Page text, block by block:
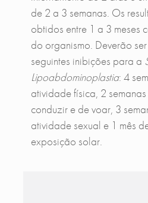
de 2 a 3 semanas. Os
obtidos entre 1 a 3 meses
do organismo. Deverão
seguintes inibições para a
Lipoabdominoplastia: 4
atividade física, 2
conduzir e de voar, 3
atividade sexual e 1 mês
exposição solar.